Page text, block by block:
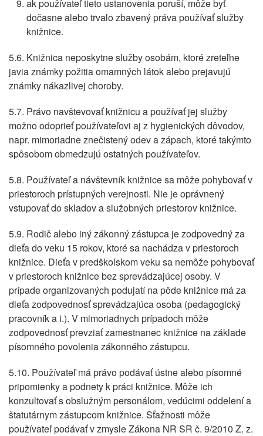
ak používateľ tieto ustanovenia poruší, môže byť
dočasne alebo trvalo zbavený práva používať služby
knižnice.
5.6. Knižnica neposkytne služby osobám, ktoré zreteľne
javia známky požitia omamných látok alebo prejavujú
známky nákazlivej choroby.
5.7. Právo navštevovať knižnicu a používať jej služby
možno odoprieť používateľovi aj z hygienických dôvodov,
napr. mimoriadne znečistený odev a zápach, ktoré takýmto
spôsobom obmedzujú ostatných používateľov.
5.8. Používateľ a návštevník knižnice sa môže pohybovať v
priestoroch prístupných verejnosti. Nie je oprávnený
vstupovať do skladov a služobných priestorov knižnice.
5.9. Rodič alebo iný zákonný zástupca je zodpovedný za
dieťa do veku 15 rokov, ktoré sa nachádza v priestoroch
knižnice. Dieťa v predškolskom veku sa nemôže pohybovať
v priestoroch knižnice bez sprevádzajúcej osoby. V
prípade organizovaných podujatí na pôde knižnice má za
dieťa zodpovednosť sprevádzajúca osoba (pedagogický
pracovník a i.). V mimoriadnych prípadoch môže
zodpovednosť prevziať zamestnanec knižnice na základe
písomného povolenia zákonného zástupcu.
5.10. Používateľ má právo podávať ústne alebo písomné
pripomienky a podnety k práci knižnice. Môže ich
konzultovať s obslužným personálom, vedúcimi oddelení a
štatutárnym zástupcom knižnice. Sťažnosti môže
používateľ podávať v zmysle Zákona NR SR č. 9/2010 Z. z.